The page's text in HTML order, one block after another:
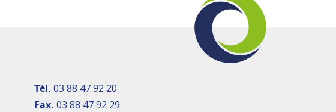
Tél. 03 88 47 92 20
Fax. 03 88 47 92 29